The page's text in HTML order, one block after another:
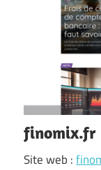
finomix.fr
Site web :